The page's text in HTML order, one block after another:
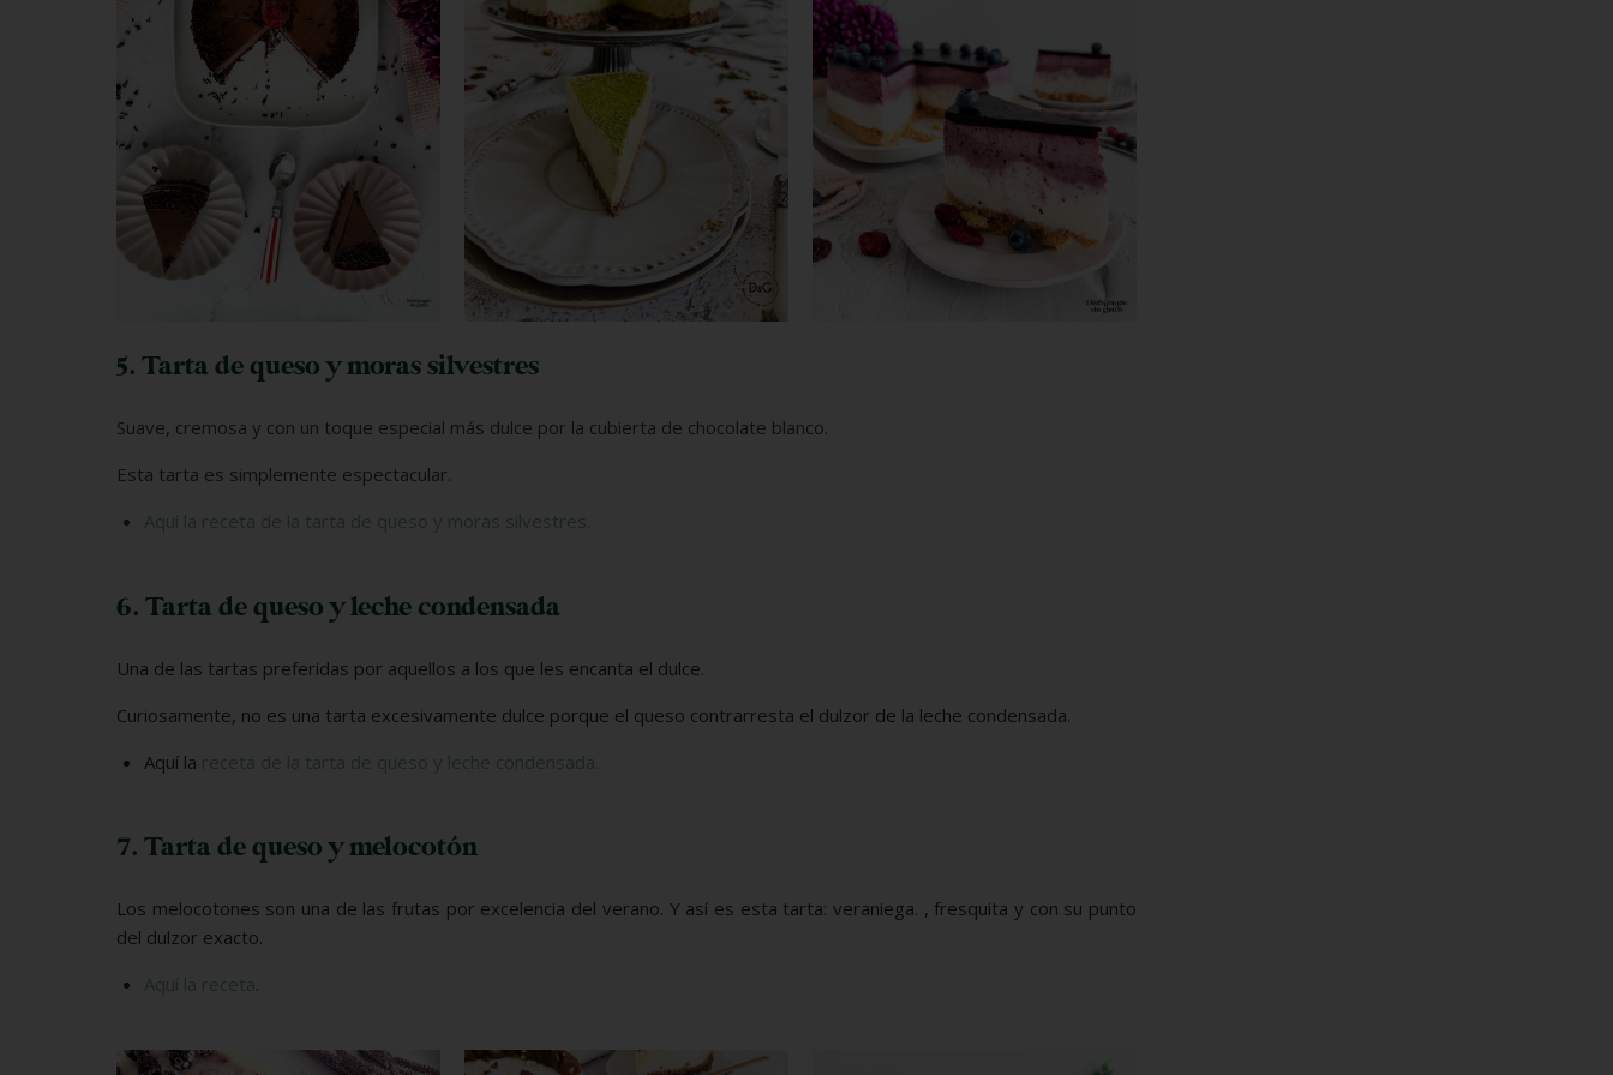
5. Tarta de queso y moras silvestres
Suave, cremosa y con un toque especial más dulce por la cubierta de chocolate blanco.
Esta tarta es simplemente espectacular.
Aquí la receta de la tarta de queso y moras silvestres.
6. Tarta de queso y leche condensada
Una de las tartas preferidas por aquellos a los que les encanta el dulce.
Curiosamente, no es una tarta excesivamente dulce porque el queso contrarresta el dulzor de la leche condensada.
Aquí la receta de la tarta de queso y leche condensada.
7. Tarta de queso y melocotón
Los melocotones son una de las frutas por excelencia del verano. Y así es esta tarta: veraniega. , fresquita y con su punto
del dulzor exacto.
Aquí la receta.